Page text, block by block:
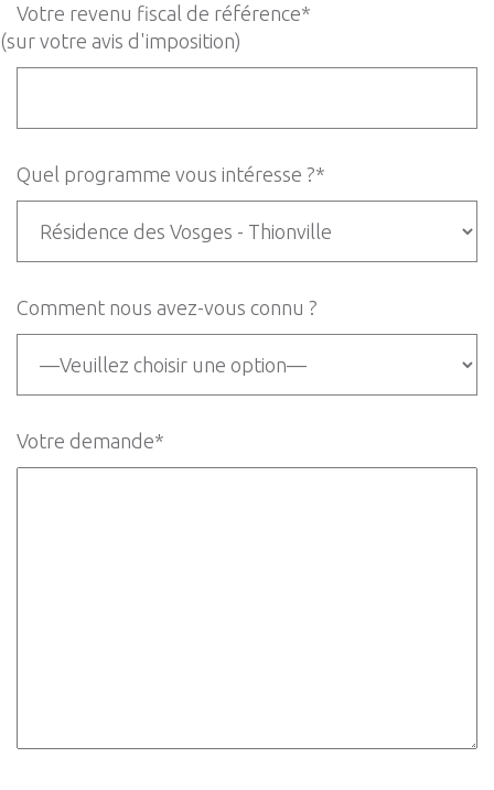
Votre revenu fiscal de référence*
(sur votre avis d'imposition)
Quel programme vous intéresse ?*
Comment nous avez-vous connu ?
Votre demande*